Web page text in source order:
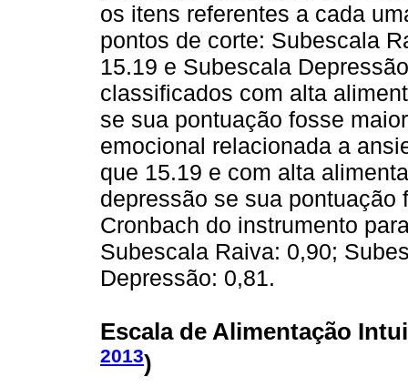
os itens referentes a cada
pontos de corte: Subescala
15.19 e Subescala
classificados com alta
se sua pontuação fosse
emocional relacionada a
que 15.19 e com alta
depressão se sua
Cronbach do instrumento
Subescala Raiva: 0,90;
Depressão: 0,81.
Escala de Alimentação
2013)